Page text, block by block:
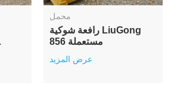
محمل
رافعة شوكية LiuGong
856 مستعملة
عرض المزيد